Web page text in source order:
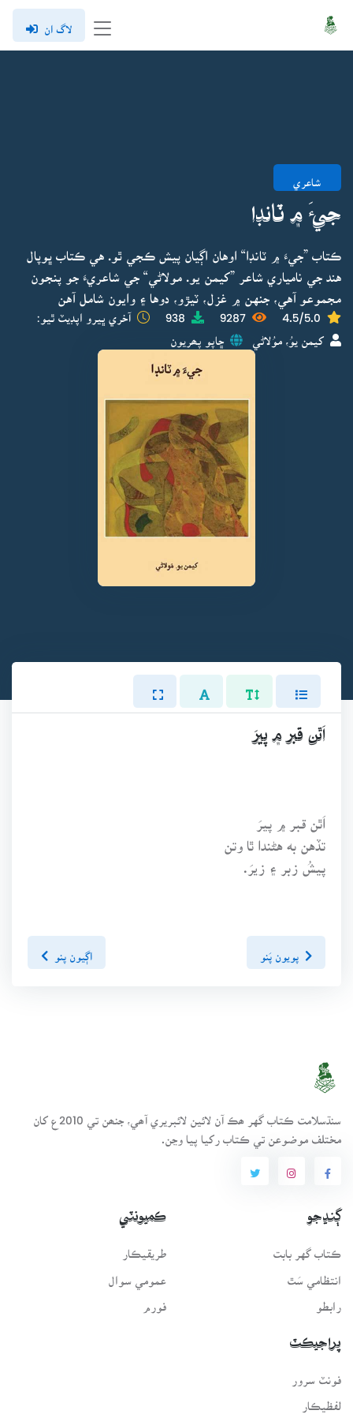
لاگ ان
شاعري
جيءَ ۾ ٽانڊا
ڪتاب ”جيءَ ۾ ٽانڊا“ اوهان اڳيان پيش ڪجي ٿو. هي ڪتاب ڀوپال
هند جي نامياري شاعر ”کيمن يو. مولاڻي“ جي شاعريءَ جو پنجون
مجموعو آهي، جنهن ۾ غزل، ٽيڙو، دوها ۽ وايون شامل آهن
4.5/5.0
9287
938 آخري ڀيرو اپڊيٽ ٿيو:
کيمن يوُ، موُلاڻي ڇاپو پھريون
اَٿن قبر ۾ پيرَ
اَٿن قبر ۾ پيرَ
تڏهن به هڻندا ٿا وتن
پيشُ زبر ۽ زيرَ.
پويون پَنو اڳيون پنو
سنڌسلامت ڪتاب گهر ھڪ آن لائين لائبريري آھي، جنھن تي 2010ع کان
مختلف موضوعن تي ڪتاب رکيا پيا وڃن.
ڳنڍجو
ڪتاب گهر بابت
انتظامي سَٿ
رابطو
ڪميونٽي
طريقيڪار
عمومي سوال
فورم
پراجيڪٽ
لفظيڪار